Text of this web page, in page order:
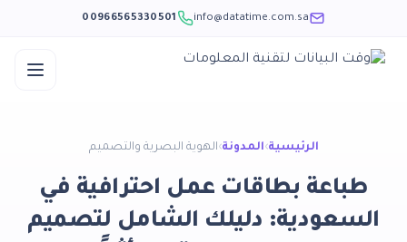
info@datatime.com.sa
00966565330501
المدونة›الهوية البصرية والتصميم
بطاقات عمل احترافية في
دليلك الشامل لتصميم